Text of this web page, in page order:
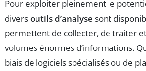
Pour exploiter pleinement le
diversoutils d’analyse sont
permettent de collecter, de traiter et
volumes énormes d’informations.
biais de logiciels spécialisés ou de